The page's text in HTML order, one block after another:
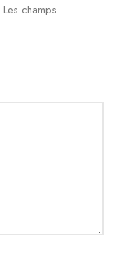
Les champs